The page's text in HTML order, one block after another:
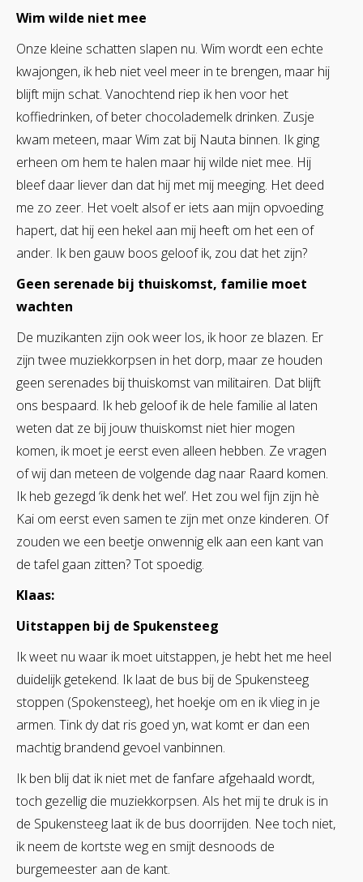
Wim wilde niet mee
Onze kleine schatten slapen nu. Wim wordt een echte
kwajongen, ik heb niet veel meer in te brengen, maar hij
blijft mijn schat. Vanochtend riep ik hen voor het
koffiedrinken, of beter chocolademelk drinken. Zusje
kwam meteen, maar Wim zat bij Nauta binnen. Ik ging
erheen om hem te halen maar hij wilde niet mee. Hij
bleef daar liever dan dat hij met mij meeging. Het deed
me zo zeer. Het voelt alsof er iets aan mijn opvoeding
hapert, dat hij een hekel aan mij heeft om het een of
ander. Ik ben gauw boos geloof ik, zou dat het zijn?
Geen serenade bij thuiskomst, familie moet
wachten
De muzikanten zijn ook weer los, ik hoor ze blazen. Er
zijn twee muziekkorpsen in het dorp, maar ze houden
geen serenades bij thuiskomst van militairen. Dat blijft
ons bespaard. Ik heb geloof ik de hele familie al laten
weten dat ze bij jouw thuiskomst niet hier mogen
komen, ik moet je eerst even alleen hebben. Ze vragen
of wij dan meteen de volgende dag naar Raard komen.
Ik heb gezegd ‘ik denk het wel’. Het zou wel fijn zijn hè
Kai om eerst even samen te zijn met onze kinderen. Of
zouden we een beetje onwennig elk aan een kant van
de tafel gaan zitten? Tot spoedig.
Klaas:
Uitstappen bij de Spukensteeg
Ik weet nu waar ik moet uitstappen, je hebt het me heel
duidelijk getekend. Ik laat de bus bij de Spukensteeg
stoppen (Spokensteeg), het hoekje om en ik vlieg in je
armen. Tink dy dat ris goed yn, wat komt er dan een
machtig brandend gevoel vanbinnen.
Ik ben blij dat ik niet met de fanfare afgehaald wordt,
toch gezellig die muziekkorpsen. Als het mij te druk is in
de Spukensteeg laat ik de bus doorrijden. Nee toch niet,
ik neem de kortste weg en smijt desnoods de
burgemeester aan de kant.